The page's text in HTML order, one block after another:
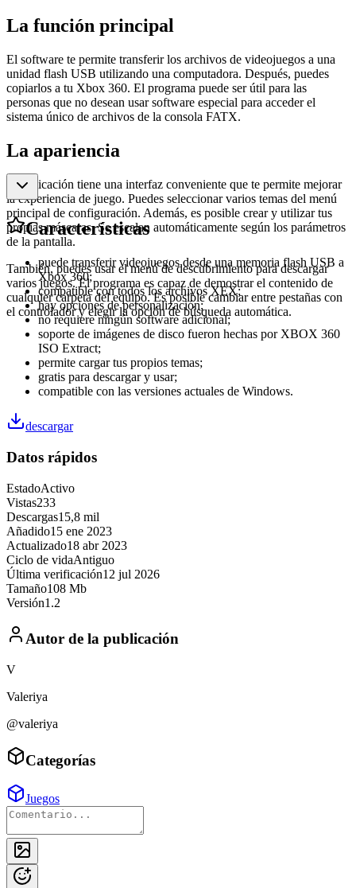
La función principal
El software te permite transferir los archivos de videojuegos a una
unidad flash USB utilizando una computadora. Después, puedes
copiarlos a tu Xbox 360. El programa puede ser útil para las
personas que no desean usar software especial para acceder el
sistema único de archivos de la consola FATX.
La apariencia
La aplicación tiene una interfaz conveniente que te permite mejorar
la experiencia de juego. Puedes seleccionar varios temas del menú
principal de configuración. Además, es posible crear y utilizar tus
propias máscaras. Se escalan automáticamente según los parámetros
de la pantalla.
También, puedes usar el menú de descubrimiento para descargar
varios juegos. El programa es capaz de demostrar el contenido de
cualquier carpeta del equipo. Es posible cambiar entre pestañas con
el controlador y elegir la opción de búsqueda automática.
Características
puede transferir videojuegos desde una memoria flash USB a
Xbox 360;
compatible con todos los archivos XEX;
hay opciones de personalización;
no requiere ningún software adicional;
soporte de imágenes de disco fueron hechas por XBOX 360
ISO Extract;
permite cargar tus propios temas;
gratis para descargar y usar;
compatible con las versiones actuales de Windows.
descargar
Datos rápidos
EstadoActivo
Vistas233
Descargas15,8 mil
Añadido15 ene 2023
Actualizado18 abr 2023
Ciclo de vidaAntiguo
Última verificación12 jul 2026
Tamaño108 Mb
Versión1.2
Autor de la publicación
V
Valeriya
@valeriya
Categorías
Juegos